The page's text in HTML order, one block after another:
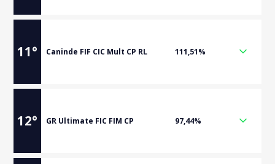
11° Caninde FIF CIC Mult CP RL 111,51%
12° GR Ultimate FIC FIM CP 97,44%